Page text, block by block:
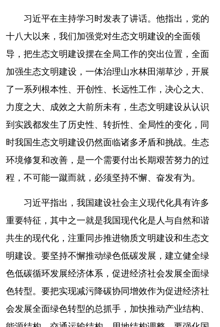
习近平在主持学习时发表了讲话。他指出，党的
十八大以来，我们加强党对生态文明建设的全面领
导，把生态文明建设摆在全局工作的突出位置，全面
加强生态文明建设，一体治理山水林田湖草沙，开展
了一系列根本性、开创性、长远性工作，决心之大、
力度之大、成效之大前所未有，生态文明建设从认识
到实践都发生了历史性、转折性、全局性的变化，同
时我国生态文明建设仍然面临诸多矛盾和挑战。生态
环境修复和改善，是一个需要付出长期艰苦努力的过
程，不可能一蹴而就，必须坚持不懈、奋发有为。
习近平指出，我国建设社会主义现代化具有许多
重要特征，其中之一就是我国现代化是人与自然和谐
共生的现代化，注重同步推进物质文明建设和生态文
明建设。要坚持不懈推动绿色低碳发展，建立健全绿
色低碳循环发展经济体系，促进经济社会发展全面绿
色转型。要把实现减污降碳协同增效作为促进经济社
会发展全面绿色转型的总抓手，加快推动产业结构、